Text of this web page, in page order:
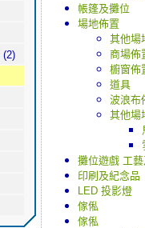
(2)
帳篷及攤位
場地佈置
其他場
商場佈
櫥窗佈
道具
波浪布
其他場
攤位遊戲 工
印刷及紀念品
LED 投影燈
傢俬
傢俬